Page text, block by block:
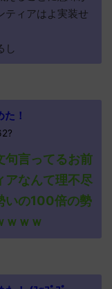
ティアはよ実装せ
し
！
句言ってるお前
アなんて理不尽
いの100倍の勢
ｗｗｗ